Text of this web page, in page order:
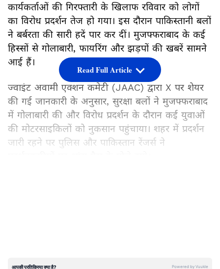
कार्यकर्ताओं की गिरफ्तारी के खिलाफ रविवार को लोगों
का विरोध प्रदर्शन तेज हो गया। इस दौरान पाकिस्तानी बलों
ने बर्बरता की सारी हदें पार कर दीं। मुजफ्फराबाद के कई
हिस्सों से गोलाबारी, फायरिंग और झड़पों की खबरें सामने
आई हैं।
ज्वाइंट अवामी एक्शन कमेटी (JAAC) द्वारा X पर शेयर
की गई जानकारी के अनुसार, सुरक्षा बलों ने मुजफ्फराबाद
में गोलाबारी की और विरोध प्रदर्शन के दौरान कई युवाओं
की मोटरसाइकिलों को नुकसान पहुंचाया। शहर में प्रदर्शन
जारी रहने पर पुलिस और पाकिस्तान रेंजर्स ने
गोलाबारी और फायरिंग हुई।
Read Full Article